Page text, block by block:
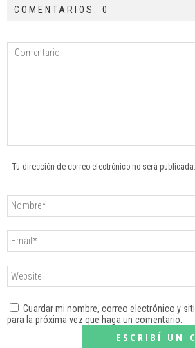
COMENTARIOS: 0
Tu dirección de correo electrónico no será
Guardar mi nombre, correo electrónico y
para la próxima vez que haga un comentario.